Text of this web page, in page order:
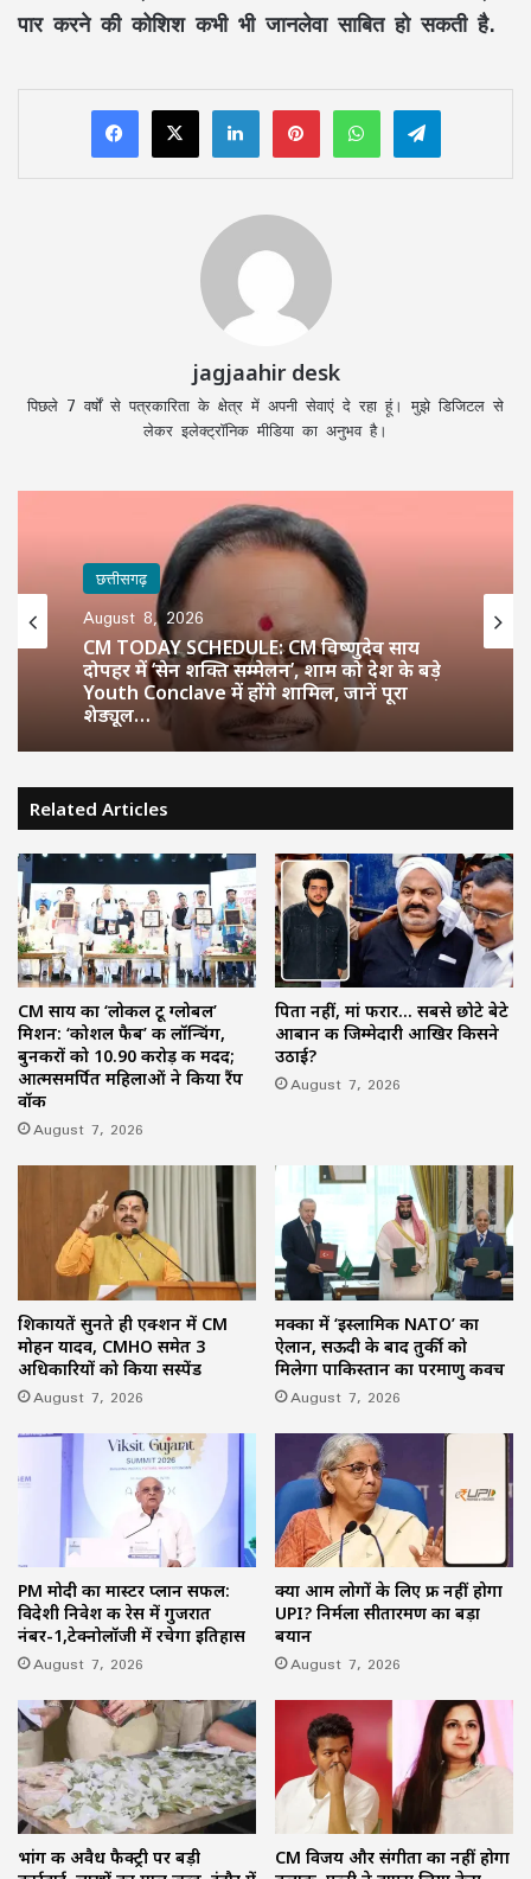
पार करने की कोशिश कभी भी जानलेवा साबित हो सकती है.
LinkedInPinterestWhatsAppTelegram
jagjaahir desk
पिछले 7 वर्षों से पत्रकारिता के क्षेत्र में अपनी सेवाएं दे रहा हूं। मुझे डिजिटल से
लेकर इलेक्ट्रॉनिक मीडिया का अनुभव है।
छत्तीसगढ़
August 8, 2026
CM TODAY SCHEDULE: CM विष्णुदेव साय
दोपहर में ‘सेन शक्ति सम्मेलन’, शाम को देश के बड़े
Youth Conclave में होंगे शामिल, जानें पूरा
शेड्यूल…
Related Articles
CM साय का ‘लोकल टू ग्लोबल’
मिशन: ‘कोशल फैब’ की लॉन्चिंग,
बुनकरों को 10.90 करोड़ की मदद;
आत्मसमर्पित महिलाओं ने किया रैंप
वॉक
August 7, 2026
पिता नहीं, मां फरार… सबसे छोटे बेटे
आबान की जिम्मेदारी आखिर किसने
उठाई?
August 7, 2026
शिकायतें सुनते ही एक्शन में CM
मोहन यादव, CMHO समेत 3
अधिकारियों को किया सस्पेंड
August 7, 2026
मक्का में ‘इस्लामिक NATO’ का
ऐलान, सऊदी के बाद तुर्की को
मिलेगा पाकिस्तान का परमाणु कवच
August 7, 2026
PM मोदी का मास्टर प्लान सफल:
विदेशी निवेश की रेस में गुजरात
नंबर-1,टेक्नोलॉजी में रचेगा इतिहास
August 7, 2026
क्या आम लोगों के लिए फ्री नहीं होगा
UPI? निर्मला सीतारमण का बड़ा
बयान
August 7, 2026
भांग की अवैध फैक्ट्री पर बड़ी
CM विजय और संगीता का नहीं होगा